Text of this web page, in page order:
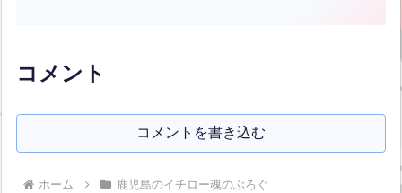
コメント
コメントを書き込む
ホーム 鹿児島のイチロー魂のぶろぐ